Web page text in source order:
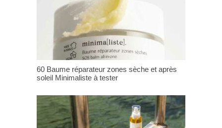
60 Baume réparateur zones sèche et après
soleil Minimaliste à tester